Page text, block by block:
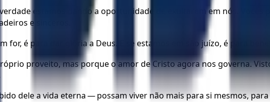
estamos dando a oportunidade de exultarem em nós. Vocês
e sinceros.
for, é para dar glória a Deus. E se estamos em são juízo, é para
proveito, mas porque o amor de Cristo agora nos governa.
dele a vida eterna — possam viver não mais para si mesmos,